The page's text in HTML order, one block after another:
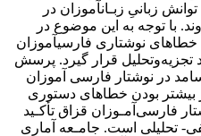
زبانیِ زبـان­آموزان در
با توجه به این موضوع در
نوشتاری فارسی­آموزان
تجزیه‌وتحلیل قرار گیرد. پرسش
در نوشتار فارسی آموزان
بودن خطاهای دستوری
فارسی‌آمـوزان قزاق تأکـید
تحلیلی است. جامـعه آماری